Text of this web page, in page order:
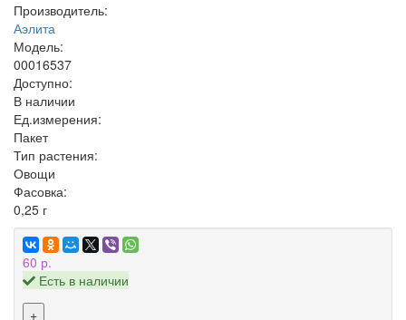
Производитель:
Аэлита
Модель:
00016537
Доступно:
В наличии
Ед.измерения:
Пакет
Тип растения:
Овощи
Фасовка:
0,25 г
60 р.
Есть в наличии
+